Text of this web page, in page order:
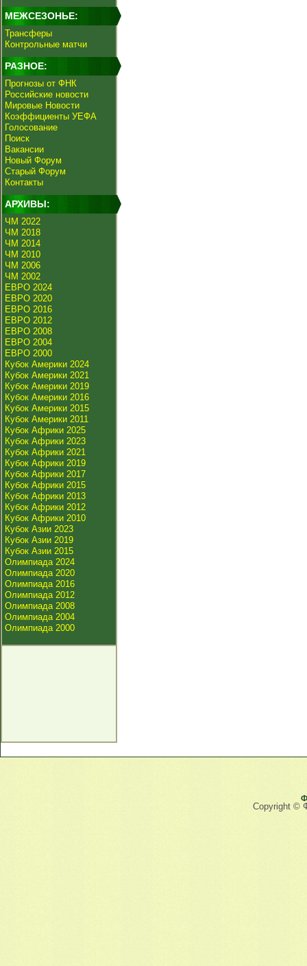
МЕЖСЕЗОНЬЕ:
Трансферы
Контрольные матчи
РАЗНОЕ:
Прогнозы от ФНК
Российские новости
Мировые Новости
Коэффициенты УЕФА
Голосование
Поиск
Вакансии
Новый Форум
Старый Форум
Контакты
АРХИВЫ:
ЧМ 2022
ЧМ 2018
ЧМ 2014
ЧМ 2010
ЧМ 2006
ЧМ 2002
ЕВРО 2024
ЕВРО 2020
ЕВРО 2016
ЕВРО 2012
ЕВРО 2008
ЕВРО 2004
ЕВРО 2000
Кубок Америки 2024
Кубок Америки 2021
Кубок Америки 2019
Кубок Америки 2016
Кубок Америки 2015
Кубок Америки 2011
Кубок Африки 2025
Кубок Африки 2023
Кубок Африки 2021
Кубок Африки 2019
Кубок Африки 2017
Кубок Африки 2015
Кубок Африки 2013
Кубок Африки 2012
Кубок Африки 2010
Кубок Азии 2023
Кубок Азии 2019
Кубок Азии 2015
Олимпиада 2024
Олимпиада 2020
Олимпиада 2016
Олимпиада 2012
Олимпиада 2008
Олимпиада 2004
Олимпиада 2000
Copyright ©